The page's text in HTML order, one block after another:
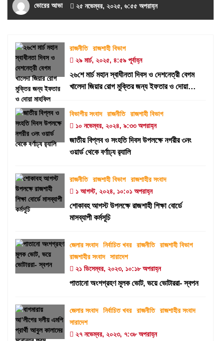
ভোরের আভা ২৫ নভেম্বর, ২০২৫, ৬:৫৫ অপরাহ্ন
রাজনীতি
রাজশাহী বিভাগ
২৯ মার্চ, ২০২৫, ৪:৫৯ পূর্বাহ্ন
২৬শে মার্চ মহান স্বাধীনতা দিবস ও দেশনেত্রী বেগম
খালেদা জিয়ার রোগ মুক্তির জন্য ইফতার ও দোয়া
বিভাগীয় সংবাদ রাজনীতি
রাজশাহী বিভাগ
১০ নভেম্বর, ২০২৪, ৯:৩৩ অপরাহ্ন
জাতীয় বিপ্লব ও সংহতি দিবস উপলক্ষে নগরীর ৩নং
ওয়ার্ড থেকে বর্ণাঢ্য র‍্যালি
রাজনীতি রাজশাহী বিভাগ
রাজশাহীর সংবাদ
১ আগস্ট, ২০২৪, ১০:০১ অপরাহ্ন
শোকাবহ আগস্ট উপলক্ষে রাজশাহী শিক্ষা বোর্ডে
মাসব্যাপী কর্মসূচি
জেলার সংবাদ নির্বাচিত খবর রাজনীতি
রাজশাহী বিভাগ
রাজশাহীর সংবাদ
সারাদেশ
২১ ডিসেম্বর, ২০২৩, ১০:১৮ অপরাহ্ন
পাতানো অংশগ্রহণ মূলক ভোট, ভয়ে ভোটাররা- স্বপন
জেলার সংবাদ নির্বাচিত খবর রাজনীতি
রাজশাহীর সংবাদ
সারাদেশ
২৭ নভেম্বর, ২০২৩, ৭:৩৮ অপরাহ্ন